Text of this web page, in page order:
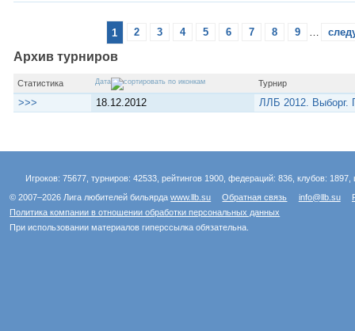
1 2 3 4 5 6 7 8 9 …
Архив турниров
Статистика Дата Турнир
>>> 18.12.2012 ЛЛБ 2012.
Игроков: 75677, турниров: 42533, рейтингов 1900, федераций: 836, клубов:
© 2007–2026 Лига любителей бильярдаwww.llb.su Обратная связь info@llb.su
Политика компании в отношении обработки персональных данных
При использовании материалов гиперссылка обязательна.